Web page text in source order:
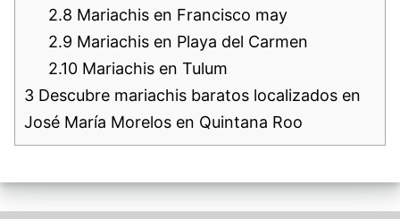
2.8 Mariachis en Francisco may
2.9 Mariachis en Playa del Carmen
2.10 Mariachis en Tulum
3 Descubre mariachis baratos localizados en
José María Morelos en Quintana Roo